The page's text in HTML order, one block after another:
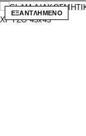
ΕΞΑΝΤΛΗΜΕΝΟ